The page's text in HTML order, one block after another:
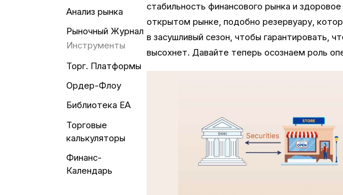
Анализ рынка
Рыночный Журнал
Инструменты
Торг. Платформы
Ордер-Флоу
Библиотека EA
Торговые
калькуляторы
Финанс-
Календарь
стабильность финансового рынка и
открытом рынке, подобно резервуару,
в засушливый сезон, чтобы гарантировать,
высохнет. Давайте теперь осознаем роль